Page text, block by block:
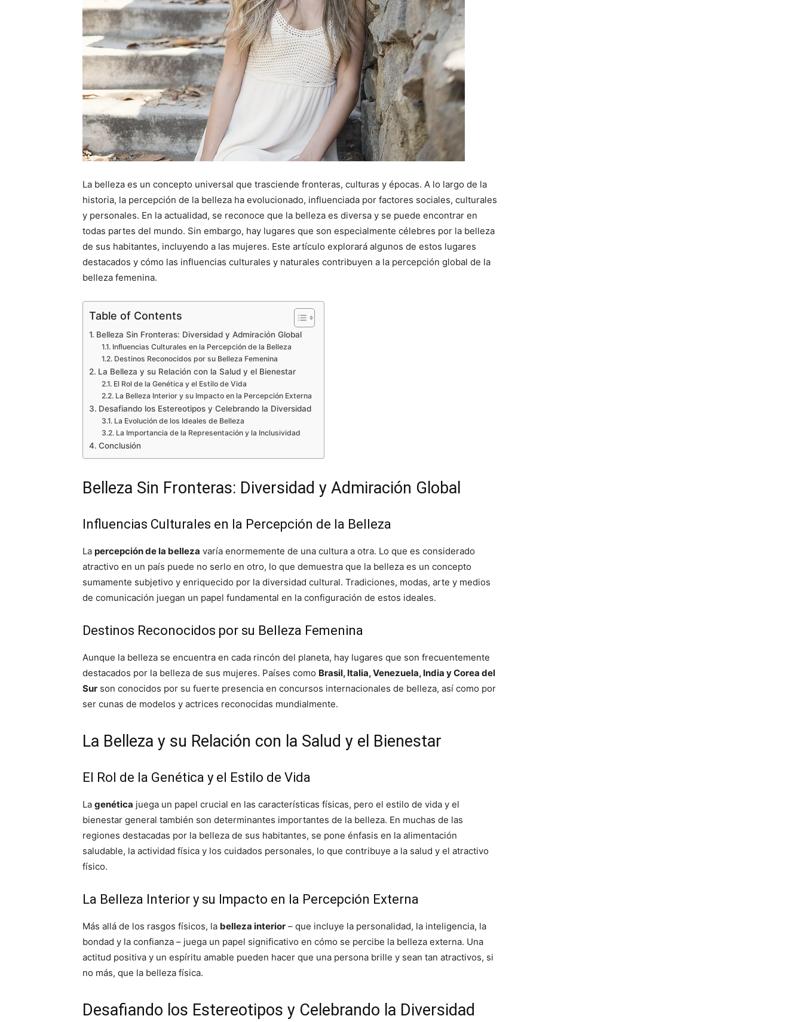
La belleza es un concepto universal que trasciende fronteras, culturas y épocas. A lo largo de la
historia, la percepción de la belleza ha evolucionado, influenciada por factores sociales, culturales
y personales. En la actualidad, se reconoce que la belleza es diversa y se puede encontrar en
todas partes del mundo. Sin embargo, hay lugares que son especialmente célebres por la belleza
de sus habitantes, incluyendo a las mujeres. Este artículo explorará algunos de estos lugares
destacados y cómo las influencias culturales y naturales contribuyen a la percepción global de la
belleza femenina.
Table of Contents
Belleza Sin Fronteras: Diversidad y Admiración Global
Influencias Culturales en la Percepción de la Belleza
Destinos Reconocidos por su Belleza Femenina
La Belleza y su Relación con la Salud y el Bienestar
El Rol de la Genética y el Estilo de Vida
La Belleza Interior y su Impacto en la Percepción Externa
Desafiando los Estereotipos y Celebrando la Diversidad
La Evolución de los Ideales de Belleza
La Importancia de la Representación y la Inclusividad
Conclusión
Belleza Sin Fronteras: Diversidad y Admiración Global
Influencias Culturales en la Percepción de la Belleza
La percepción de la belleza varía enormemente de una cultura a otra. Lo que es considerado
atractivo en un país puede no serlo en otro, lo que demuestra que la belleza es un concepto
sumamente subjetivo y enriquecido por la diversidad cultural. Tradiciones, modas, arte y medios
de comunicación juegan un papel fundamental en la configuración de estos ideales.
Destinos Reconocidos por su Belleza Femenina
Aunque la belleza se encuentra en cada rincón del planeta, hay lugares que son frecuentemente
destacados por la belleza de sus mujeres. Países como Brasil, Italia, Venezuela, India y Corea del
Sur son conocidos por su fuerte presencia en concursos internacionales de belleza, así como por
ser cunas de modelos y actrices reconocidas mundialmente.
La Belleza y su Relación con la Salud y el Bienestar
El Rol de la Genética y el Estilo de Vida
La genética juega un papel crucial en las características físicas, pero el estilo de vida y el
bienestar general también son determinantes importantes de la belleza. En muchas de las
regiones destacadas por la belleza de sus habitantes, se pone énfasis en la alimentación
saludable, la actividad física y los cuidados personales, lo que contribuye a la salud y el atractivo
físico.
La Belleza Interior y su Impacto en la Percepción Externa
Más allá de los rasgos físicos, la belleza interior – que incluye la personalidad, la inteligencia, la
bondad y la confianza – juega un papel significativo en cómo se percibe la belleza externa. Una
actitud positiva y un espíritu amable pueden hacer que una persona brille y sean tan atractivos, si
no más, que la belleza física.
Desafiando los Estereotipos y Celebrando la Diversidad